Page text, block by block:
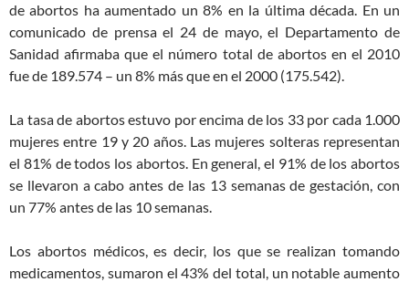
de abortos ha aumentado un 8% en la última década. En un
comunicado de prensa el 24 de mayo, el Departamento de
Sanidad afirmaba que el número total de abortos en el 2010
fue de 189.574 – un 8% más que en el 2000 (175.542).
La tasa de abortos estuvo por encima de los 33 por cada 1.000
mujeres entre 19 y 20 años. Las mujeres solteras representan
el 81% de todos los abortos. En general, el 91% de los abortos
se llevaron a cabo antes de las 13 semanas de gestación, con
un 77% antes de las 10 semanas.
Los abortos médicos, es decir, los que se realizan tomando
medicamentos, sumaron el 43% del total, un notable aumento